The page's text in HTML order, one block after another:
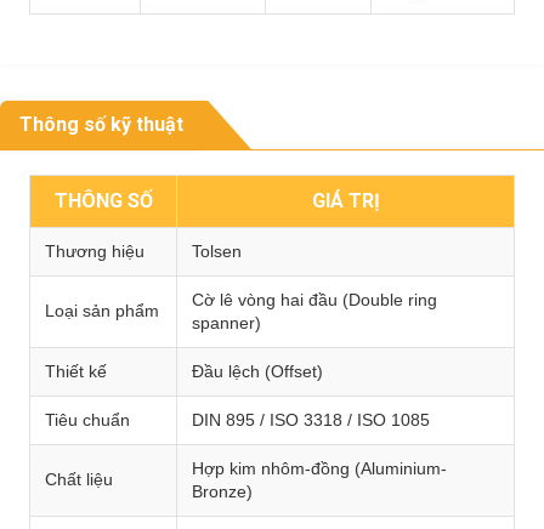
Thông số kỹ thuật
THÔNG SỐ GIÁ TRỊ
Thương hiệu Tolsen
Loại sản phẩm
Cờ lê vòng hai đầu (Double ring
spanner)
Thiết kế Đầu lệch (Offset)
Tiêu chuẩn DIN 895 / ISO 3318 / ISO 1085
Chất liệu
Hợp kim nhôm-đồng (Aluminium-
Bronze)